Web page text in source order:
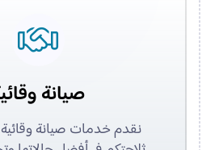
صيانة
نقدم خدمات صيانة